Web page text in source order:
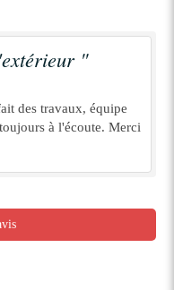
"
des travaux, équipe
à l'écoute. Merci